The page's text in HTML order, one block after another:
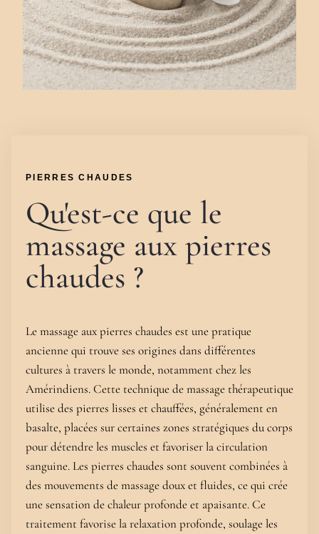
PIERRES CHAUDES
Qu'est-ce que le
massage aux pierres
chaudes ?
Le massage aux pierres chaudes est une pratique
ancienne qui trouve ses origines dans différentes
cultures à travers le monde, notamment chez les
Amérindiens. Cette technique de massage thérapeutique
utilise des pierres lisses et chauffées, généralement en
basalte, placées sur certaines zones stratégiques du corps
pour détendre les muscles et favoriser la circulation
sanguine. Les pierres chaudes sont souvent combinées à
des mouvements de massage doux et fluides, ce qui crée
une sensation de chaleur profonde et apaisante. Ce
traitement favorise la relaxation profonde, soulage les